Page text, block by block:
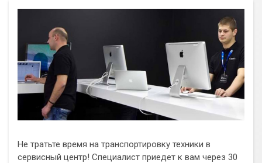
Не тратьте время на транспортировку техники в
сервисный центр! Специалист приедет к вам через 30